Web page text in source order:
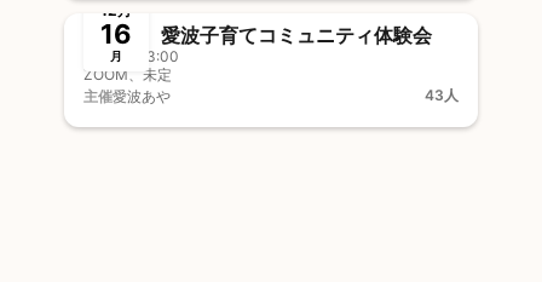
12月
16
月
愛波子育てコミュニティ体験会
22:00 - 23:00
ZOOM、未定
主催愛波あや 43人